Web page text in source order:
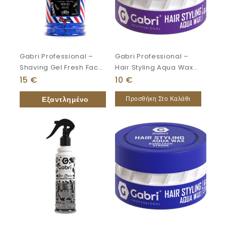
Gabri Professional –
Shaving Gel Fresh Face
Blue Ice 1000ml
15 €
Gabri Professional –
Hair Styling Aqua Wax
Gloss Finish 150ml
10 €
Προσθήκη Στο Καλάθι